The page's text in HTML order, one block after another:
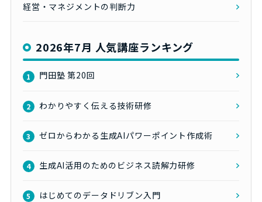
経営・マネジメントの判断力
2026年7月 人気講座ランキング
1 門田塾 第20回
2 わかりやすく伝える技術研修
3 ゼロからわかる生成AIパワーポイント作成術
4 生成AI活用のためのビジネス読解力研修
5 はじめてのデータドリブン入門